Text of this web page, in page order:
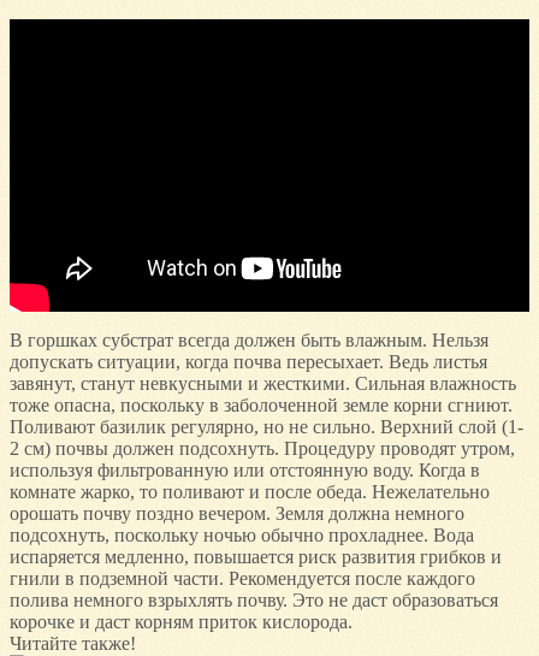
В горшках субстрат всегда должен быть влажным. Нельзя
допускать ситуации, когда почва пересыхает. Ведь листья
завянут, станут невкусными и жесткими. Сильная влажность
тоже опасна, поскольку в заболоченной земле корни сгниют.
Поливают базилик регулярно, но не сильно. Верхний слой (1-
2 см) почвы должен подсохнуть. Процедуру проводят утром,
используя фильтрованную или отстоянную воду. Когда в
комнате жарко, то поливают и после обеда. Нежелательно
орошать почву поздно вечером. Земля должна немного
подсохнуть, поскольку ночью обычно прохладнее. Вода
испаряется медленно, повышается риск развития грибков и
гнили в подземной части. Рекомендуется после каждого
полива немного взрыхлять почву. Это не даст образоваться
корочке и даст корням приток кислорода.
Читайте также!